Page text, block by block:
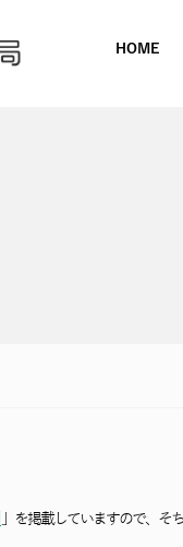
HOME
」を掲載していますので、そ